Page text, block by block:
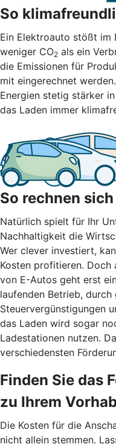
So
Ein Elektroauto stößt
weniger CO2 als ein
die Emissionen für
mit eingerechnet
Energien stetig stärker
das Laden immer
So rechnen
Natürlich spielt für Ihr
Nachhaltigkeit die
Wer clever investiert,
Kosten profitieren. Doch
von E-Autos geht erst
laufenden Betrieb,
Steuervergünstigungen
das Laden wird sogar
Ladestationen nutzen.
verschiedensten
Finden Sie das
zu Ihrem
Die Kosten für die
nicht allein stemmen.